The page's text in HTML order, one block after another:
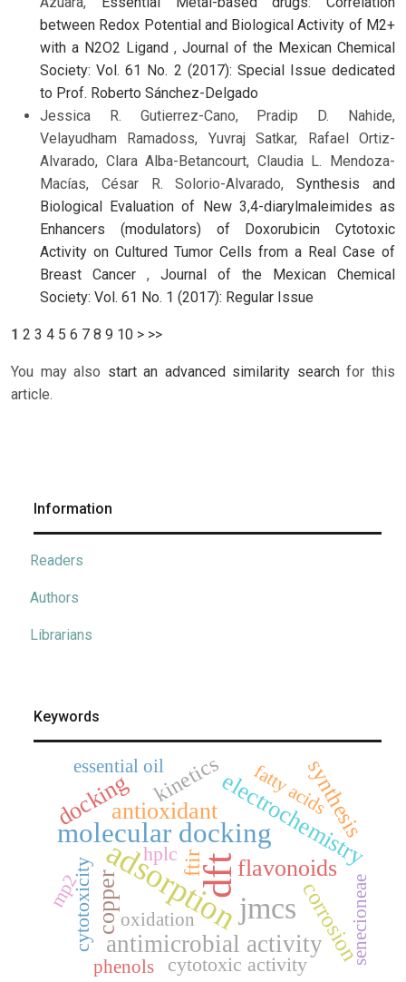
between Redox Potential and Biological Activity of M2+
with a N2O2 Ligand , Journal of the Mexican Chemical
Society: Vol. 61 No. 2 (2017): Special Issue dedicated
to Prof. Roberto Sánchez-Delgado
Jessica R. Gutierrez-Cano, Pradip D. Nahide,
Velayudham Ramadoss, Yuvraj Satkar, Rafael Ortiz-
Alvarado, Clara Alba-Betancourt, Claudia L. Mendoza-
Macías, César R. Solorio-Alvarado,Synthesis and
Biological Evaluation of New 3,4-diarylmaleimides as
Enhancers (modulators) of Doxorubicin Cytotoxic
Activity on Cultured Tumor Cells from a Real Case of
Breast Cancer , Journal of the Mexican Chemical
Society: Vol. 61 No. 1 (2017): Regular Issue
1 2 3 4 5 6 7 8 9 10 > >>
You may also start an advanced similarity searchfor this
article.
Information
Readers
Authors
Librarians
Keywords
dft
adsorptionjmcs
molecular docking
antimicrobial activity
copper
antioxidantelectrochemistry
flavonoids
docking
corrosion
synthesis
kinetics
ftir
cytotoxicity
hplc
cytotoxic activity
oxidation
fatty acids
senecioneae
essential oil
mp2
phenols